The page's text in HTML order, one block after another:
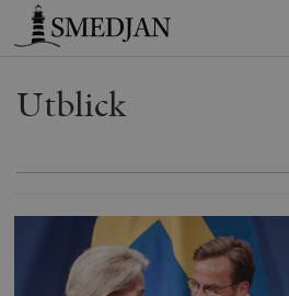
Timbro
Utblick